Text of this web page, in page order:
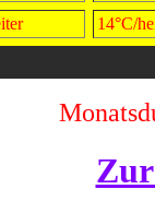
14°C/